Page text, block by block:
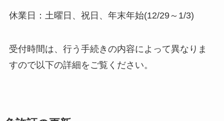
休業日：土曜日、祝日、年末年始(12/29～1/3)
受付時間は、行う手続きの内容によって異なりま
すので以下の詳細をご覧ください。